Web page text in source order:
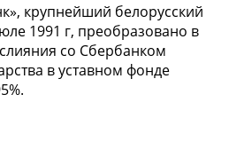
крупнейший белорусский
1991 г, преобразовано в
со Сбербанком
в уставном фонде